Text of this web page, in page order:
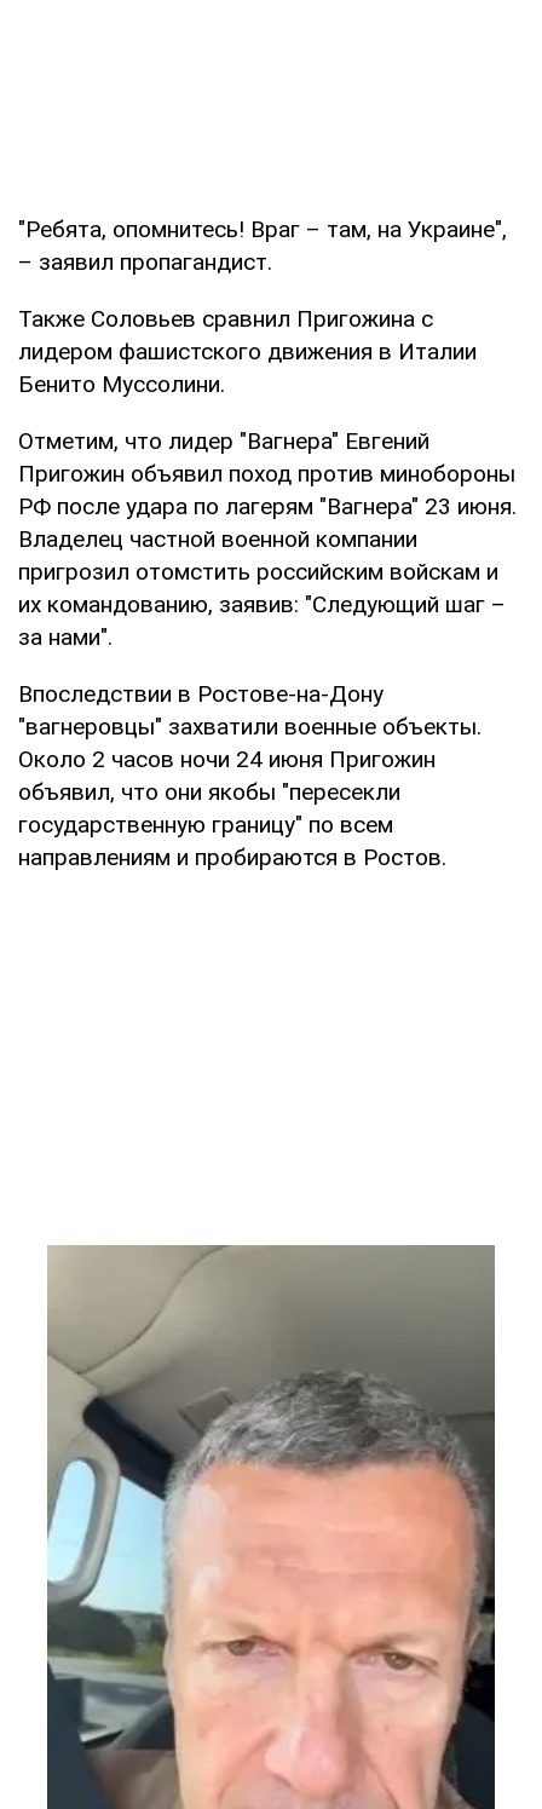
"Ребята, опомнитесь! Враг – там, на Украине",
– заявил пропагандист.
Также Соловьев сравнил Пригожина с
лидером фашистского движения в Италии
Бенито Муссолини.
Отметим, что лидер "Вагнера" Евгений
Пригожин объявил поход против минобороны
РФ после удара по лагерям "Вагнера" 23 июня.
Владелец частной военной компании
пригрозил отомстить российским войскам и
их командованию, заявив: "Следующий шаг –
за нами".
Впоследствии в Ростове-на-Дону
"вагнеровцы" захватили военные объекты.
Около 2 часов ночи 24 июня Пригожин
объявил, что они якобы "пересекли
государственную границу" по всем
направлениям и пробираются в Ростов.